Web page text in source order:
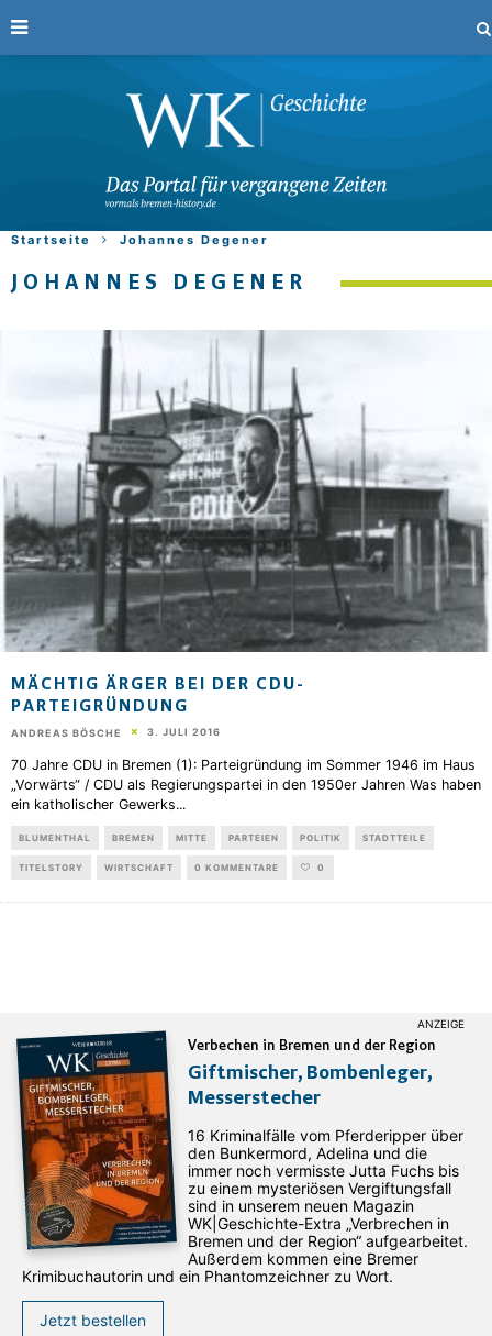
Startseite Johannes Degener
JOHANNES DEGENER
MÄCHTIG ÄRGER BEI DER CDU-
PARTEIGRÜNDUNG
ANDREAS BÖSCHE 3. JULI 2016
70 Jahre CDU in Bremen (1): Parteigründung im Sommer 1946 im Haus
„Vorwärts“ / CDU als Regierungspartei in den 1950er Jahren Was haben
ein katholischer Gewerks...
BLUMENTHAL BREMEN MITTE PARTEIEN POLITIK STADTTEILE
TITELSTORY WIRTSCHAFT 0 KOMMENTARE 0
Verbechen in Bremen und der Region
Giftmischer, Bombenleger,
Messerstecher
16 Kriminalfälle vom Pferderipper über
den Bunkermord, Adelina und die
immer noch vermisste Jutta Fuchs bis
zu einem mysteriösen Vergiftungsfall
sind in unserem neuen Magazin
WK|Geschichte-Extra „Verbrechen in
Bremen und der Region“ aufgearbeitet.
Außerdem kommen eine Bremer
Krimibuchautorin und ein Phantomzeichner zu Wort.
Jetzt bestellen